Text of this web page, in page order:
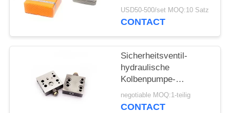
Platte für HPV-
Hochdruck
USD50-500/set MOQ:10 Satz
CONTACT
Sicherheitsventil-
hydraulische
Kolbenpumpe-
Ersatzteile KOMATSU
PC200 für Minibagger
negotiable MOQ:1-teilig
CONTACT